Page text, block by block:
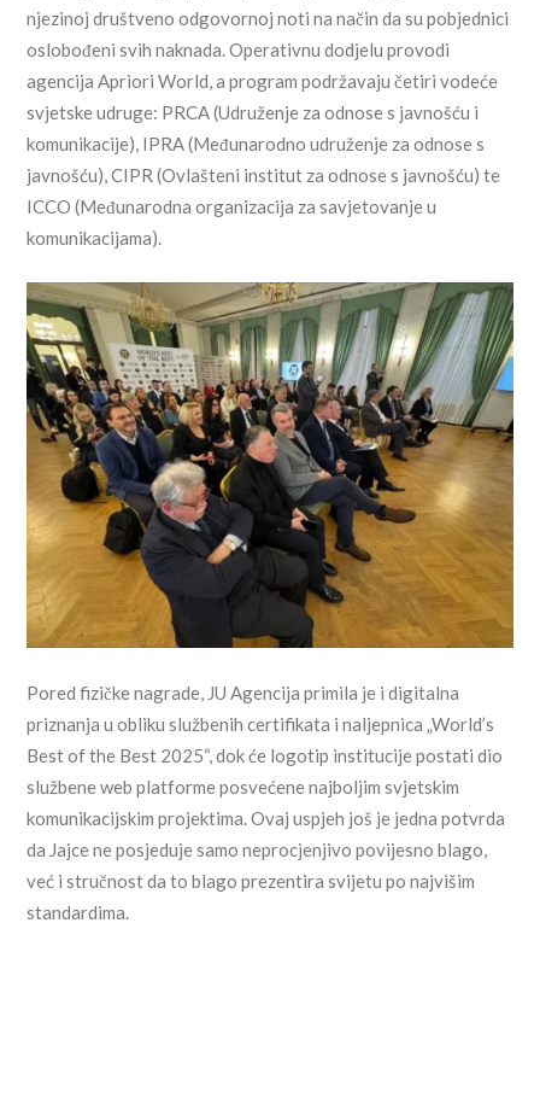
njezinoj društveno odgovornoj noti na način da su pobjednici
oslobođeni svih naknada. Operativnu dodjelu provodi
agencija Apriori World, a program podržavaju četiri vodeće
svjetske udruge: PRCA (Udruženje za odnose s javnošću i
komunikacije), IPRA (Međunarodno udruženje za odnose s
javnošću), CIPR (Ovlašteni institut za odnose s javnošću) te
ICCO (Međunarodna organizacija za savjetovanje u
komunikacijama).
Pored fizičke nagrade, JU Agencija primila je i digitalna
priznanja u obliku službenih certifikata i naljepnica „World’s
Best of the Best 2025“, dok će logotip institucije postati dio
službene web platforme posvećene najboljim svjetskim
komunikacijskim projektima. Ovaj uspjeh još je jedna potvrda
da Jajce ne posjeduje samo neprocjenjivo povijesno blago,
već i stručnost da to blago prezentira svijetu po najvišim
standardima.